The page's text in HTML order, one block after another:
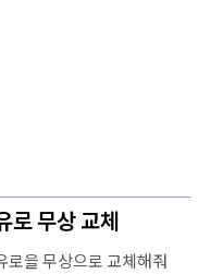
로 무상 교체
로을 무상으로 교체해줘